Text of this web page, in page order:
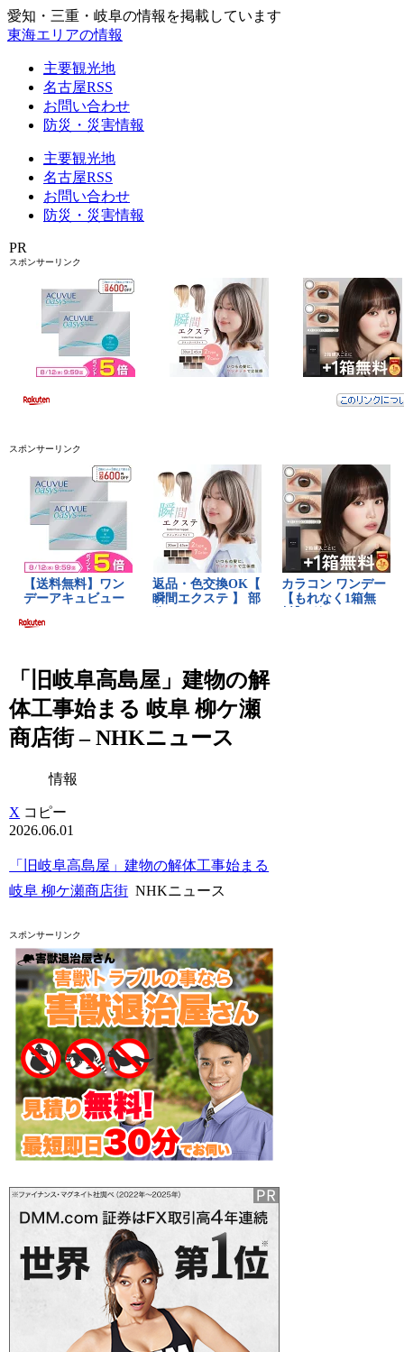
愛知・三重・岐阜の情報を掲載しています
東海エリアの情報
主要観光地
名古屋RSS
お問い合わせ
防災・災害情報
主要観光地
名古屋RSS
お問い合わせ
防災・災害情報
PR
スポンサーリンク
スポンサーリンク
「旧岐阜高島屋」建物の解
体工事始まる 岐阜 柳ケ瀬
商店街 – NHKニュース
情報
X コピー
2026.06.01
「旧岐阜高島屋」建物の解体工事始まる
岐阜 柳ケ瀬商店街 NHKニュース
スポンサーリンク